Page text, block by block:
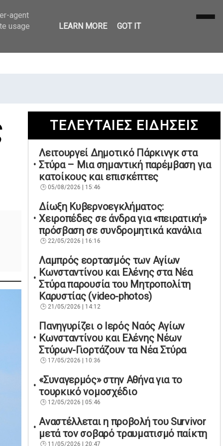
ΤΕΛΕΥΤΑΙΕΣ ΕΙΔΗΣΕΙΣ
Λειτουργεί Δημοτικό Πάρκινγκ στα
Στύρα – Μια σημαντική παρέμβαση για
κατοίκους και επισκέπτες
05/08/2026 | 15:46
Δίωξη Κυβερνοεγκλήματος:
Χειροπέδες σε άνδρα για «πειρατική»
πρόσβαση σε συνδρομητικά κανάλια
22/05/2026 | 16:16
Λαμπρός εορτασμός των Αγίων
Κωνσταντίνου και Ελένης στα Νέα
Στύρα παρουσία του Μητροπολίτη
Καρυστίας (video-photos)
21/05/2026 | 14:12
Πανηγυρίζει ο Ιερός Ναός Αγίων
Κωνσταντίνου και Ελένης Νέων
Στύρων-Γιορτάζουν τα Νέα Στύρα
17/05/2026 | 10:36
«Συναγερμός» στην Αθήνα για το
τουρκικό νομοσχέδιο
12/05/2026 | 05:46
Αναστέλλεται η προβολή του Survivor
μετά τον σοβαρό τραυματισμό παίκτη
11/05/2026 | 20:47
agent
usage
LEARN MORE GOT IT